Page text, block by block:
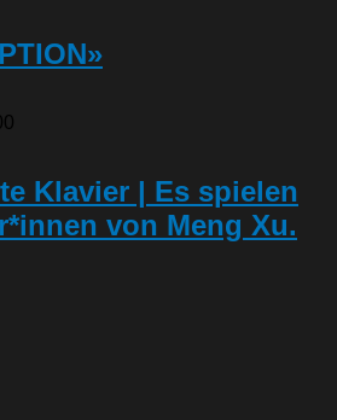
Klavier | Es spielen
von Meng Xu.